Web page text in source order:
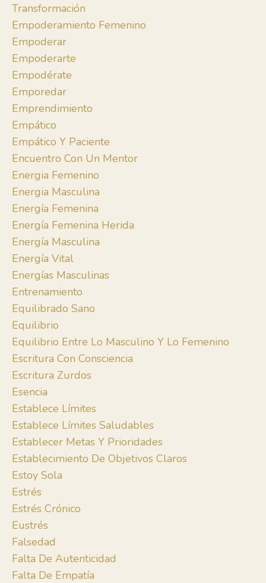
Transformación
Empoderamiento Femenino
Empoderar
Empoderarte
Empodérate
Emporedar
Emprendimiento
Empático
Empático Y Paciente
Encuentro Con Un Mentor
Energia Femenino
Energia Masculina
Energía Femenina
Energía Femenina Herida
Energía Masculina
Energía Vital
Energías Masculinas
Entrenamiento
Equilibrado Sano
Equilibrio
Equilibrio Entre Lo Masculino Y Lo Femenino
Escritura Con Consciencia
Escritura Zurdos
Esencia
Establece Límites
Establece Límites Saludables
Establecer Metas Y Prioridades
Establecimiento De Objetivos Claros
Estoy Sola
Estrés
Estrés Crónico
Eustrés
Falsedad
Falta De Autenticidad
Falta De Empatía